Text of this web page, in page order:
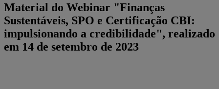
Material do Webinar "Finanças
Sustentáveis, SPO e Certificação CBI:
impulsionando a credibilidade", realizado
em 14 de setembro de 2023